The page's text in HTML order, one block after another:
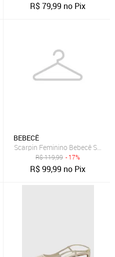
R$79,99 no Pix
Texturizado Bege
BEBECÊ
Scarpin Feminino Bebecê Salto
R$119,99 - 17%
R$99,99 no Pix